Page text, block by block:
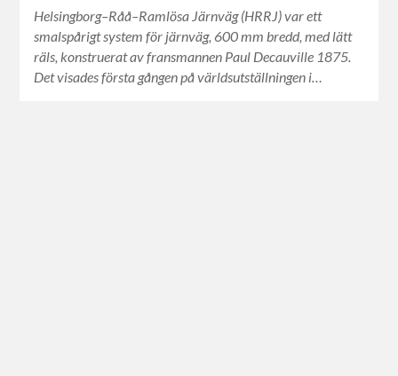
Helsingborg–Råå–Ramlösa Järnväg (HRRJ) var ett
smalspårigt system för järnväg, 600 mm bredd, med lätt
räls, konstruerat av fransmannen Paul Decauville 1875.
Det visades första gången på världsutställningen i…